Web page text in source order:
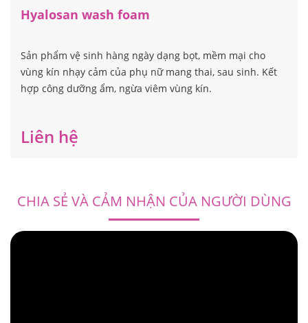
Sản phẩm vệ sinh hàng ngày dạng bọt, mềm mại cho
vùng kín nhạy cảm của phụ nữ mang thai, sau sinh. Kết
CHIA SẺ VÀ CẢM NHẬN CỦA NGƯỜI DÙNG